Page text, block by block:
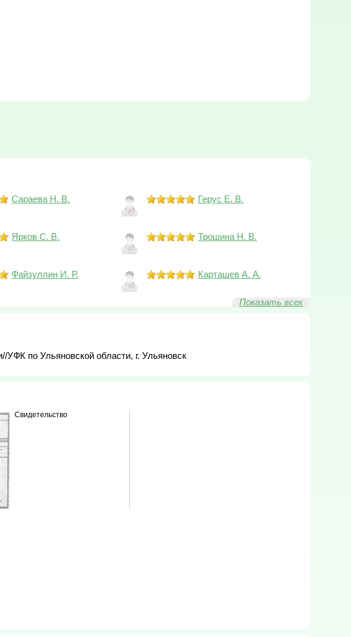
Сараева Н. В. Герус Е. В.
Ярков С. В. Трошина Н. В.
Файзуллин И. Р. Карташев А. А.
Показать всех
УФК по Ульяновской области, г. Ульяновск
Свидетельство